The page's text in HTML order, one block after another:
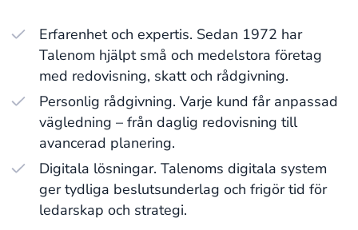
Erfarenhet och expertis. Sedan 1972 har
Talenom hjälpt små och medelstora företag
med redovisning, skatt och rådgivning.
Personlig rådgivning. Varje kund får anpassad
vägledning – från daglig redovisning till
avancerad planering.
Digitala lösningar. Talenoms digitala system
ger tydliga beslutsunderlag och frigör tid för
ledarskap och strategi.